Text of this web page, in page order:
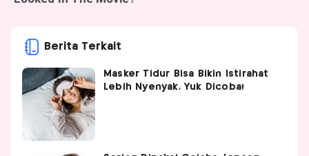
Berita Terkait
Masker Tidur Bisa Bikin Istirahat
Lebih Nyenyak, Yuk Dicoba!